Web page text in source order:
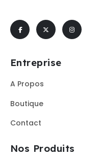
Entreprise
A Propos
Boutique
Contact
Nos Produits